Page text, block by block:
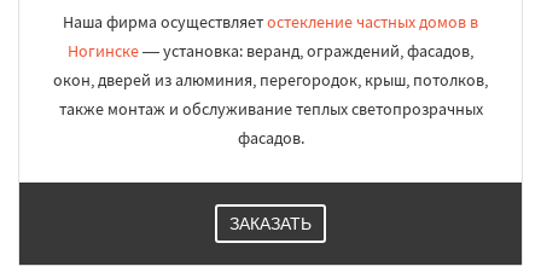
Наша фирма осуществляетостекление частных домов в
Ногинске— установка: веранд, ограждений, фасадов,
окон, дверей из алюминия, перегородок, крыш, потолков,
также монтаж и обслуживание теплых светопрозрачных
фасадов.
ЗАКАЗАТЬ